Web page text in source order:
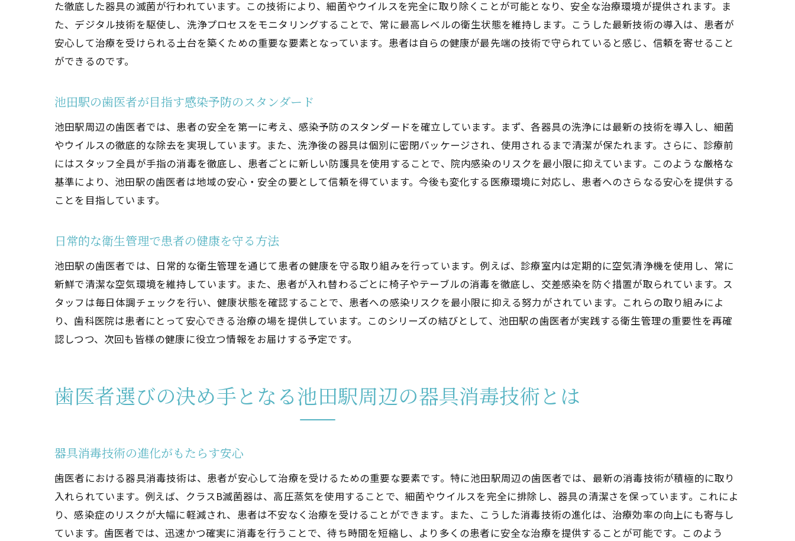
滅菌プロセスの透明性と信頼性
治療後の安心感を支える技術
消毒対策の重要性を改めて考える
池田駅周辺の歯医者が実践する消毒法
患者に信頼されるための消毒対策
地域に根付く歯科衛生管理の取り組み
消毒技術の進化がもたらす安心感
池田駅の歯医者が誇るクラスB技術
感染予防に役立つ滅菌技術の選び方
患者に安心を提供する滅菌システム
池田駅でのクラスB技術の取り組み
患者が求める安心感と衛生管理
地域に貢献する衛生管理の取り組み
安心を生む器具洗浄のプロセス
た徹底した器具の滅菌が行われています。この技術により、細菌やウイルスを完全に取り除くことが可能となり、安全な治療環境が提供されます。ま
た、デジタル技術を駆使し、洗浄プロセスをモニタリングすることで、常に最高レベルの衛生状態を維持します。こうした最新技術の導入は、患者が
安心して治療を受けられる土台を築くための重要な要素となっています。患者は自らの健康が最先端の技術で守られていると感じ、信頼を寄せること
ができるのです。
池田駅の歯医者が目指す感染予防のスタンダード
池田駅周辺の歯医者では、患者の安全を第一に考え、感染予防のスタンダードを確立しています。まず、各器具の洗浄には最新の技術を導入し、細菌
やウイルスの徹底的な除去を実現しています。また、洗浄後の器具は個別に密閉パッケージされ、使用されるまで清潔が保たれます。さらに、診療前
にはスタッフ全員が手指の消毒を徹底し、患者ごとに新しい防護具を使用することで、院内感染のリスクを最小限に抑えています。このような厳格な
基準により、池田駅の歯医者は地域の安心・安全の要として信頼を得ています。今後も変化する医療環境に対応し、患者へのさらなる安心を提供する
ことを目指しています。
日常的な衛生管理で患者の健康を守る方法
池田駅の歯医者では、日常的な衛生管理を通じて患者の健康を守る取り組みを行っています。例えば、診療室内は定期的に空気清浄機を使用し、常に
新鮮で清潔な空気環境を維持しています。また、患者が入れ替わるごとに椅子やテーブルの消毒を徹底し、交差感染を防ぐ措置が取られています。ス
タッフは毎日体調チェックを行い、健康状態を確認することで、患者への感染リスクを最小限に抑える努力がされています。これらの取り組みによ
り、歯科医院は患者にとって安心できる治療の場を提供しています。このシリーズの結びとして、池田駅の歯医者が実践する衛生管理の重要性を再確
認しつつ、次回も皆様の健康に役立つ情報をお届けする予定です。
歯医者選びの決め手となる池田駅周辺の器具消毒技術とは
器具消毒技術の進化がもたらす安心
歯医者における器具消毒技術は、患者が安心して治療を受けるための重要な要素です。特に池田駅周辺の歯医者では、最新の消毒技術が積極的に取り
入れられています。例えば、クラスB滅菌器は、高圧蒸気を使用することで、細菌やウイルスを完全に排除し、器具の清潔さを保っています。これによ
り、感染症のリスクが大幅に軽減され、患者は不安なく治療を受けることができます。また、こうした消毒技術の進化は、治療効率の向上にも寄与し
ています。歯医者では、迅速かつ確実に消毒を行うことで、待ち時間を短縮し、より多くの患者に安全な治療を提供することが可能です。このよう